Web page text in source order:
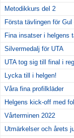
Metodikkurs del 2
Första tävlingen för Gul
Fina insatser i helgens
Silvermedalj för UTA
UTA tog sig till final i
Lycka till i helgen!
Våra fina profilkläder
Helgens kick-off med
Vårterminen 2022
Utmärkelser och årets